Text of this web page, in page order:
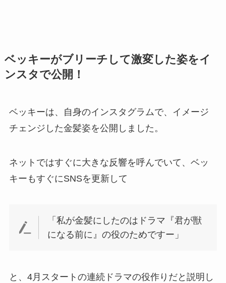
ベッキーがブリーチして激変した姿をイ
ンスタで公開！
ベッキーは、自身のインスタグラムで、イメージ
チェンジした金髪姿を公開しました。
ネットではすぐに大きな反響を呼んでいて、ベッ
キーもすぐにSNSを更新して
「私が金髪にしたのはドラマ『君が獣
になる前に』の役のためですー」
と、4月スタートの連続ドラマの役作りだと説明し